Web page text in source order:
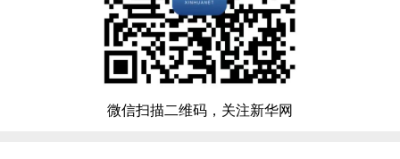
微信扫描二维码，关注新华网